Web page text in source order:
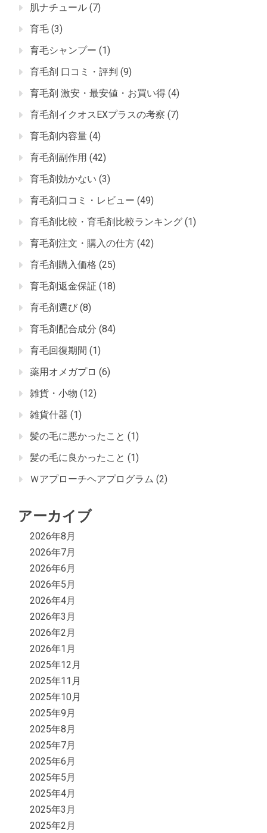
肌ナチュール (7)
育毛 (3)
育毛シャンプー (1)
育毛剤 口コミ・評判 (9)
育毛剤 激安・最安値・お買い得 (4)
育毛剤イクオスEXプラスの考察 (7)
育毛剤内容量 (4)
育毛剤副作用 (42)
育毛剤効かない (3)
育毛剤口コミ・レビュー (49)
育毛剤比較・育毛剤比較ランキング (1)
育毛剤注文・購入の仕方 (42)
育毛剤購入価格 (25)
育毛剤返金保証 (18)
育毛剤選び (8)
育毛剤配合成分 (84)
育毛回復期間 (1)
薬用オメガプロ (6)
雑貨・小物 (12)
雑貨什器 (1)
髪の毛に悪かったこと (1)
髪の毛に良かったこと (1)
Ｗアプローチヘアプログラム (2)
アーカイブ
2026年8月
2026年7月
2026年6月
2026年5月
2026年4月
2026年3月
2026年2月
2026年1月
2025年12月
2025年11月
2025年10月
2025年9月
2025年8月
2025年7月
2025年6月
2025年5月
2025年4月
2025年3月
2025年2月